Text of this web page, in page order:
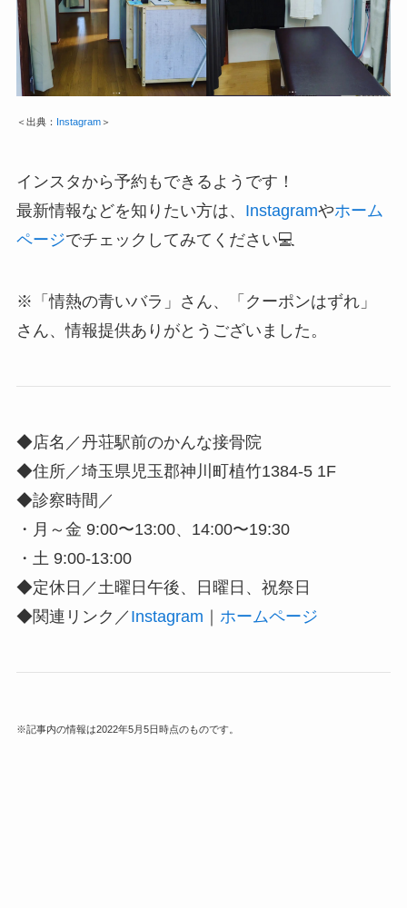
＜出典： Instagram＞
インスタから予約もできるようです！
最新情報などを知りたい方は、 Instagramやホーム
ページでチェックしてみてください💻
※「情熱の青いバラ」さん、「クーポンはずれ」
さん、情報提供ありがとうございました。
◆店名／丹荘駅前のかんな接骨院
◆住所／埼玉県児玉郡神川町植竹1384-5 1F
◆診察時間／
・月～金 9:00〜13:00、14:00〜19:30
・土 9:00-13:00
◆定休日／土曜日午後、日曜日、祝祭日
◆関連リンク／ Instagram ｜ ホームページ
※記事内の情報は2022年5月5日時点のものです。